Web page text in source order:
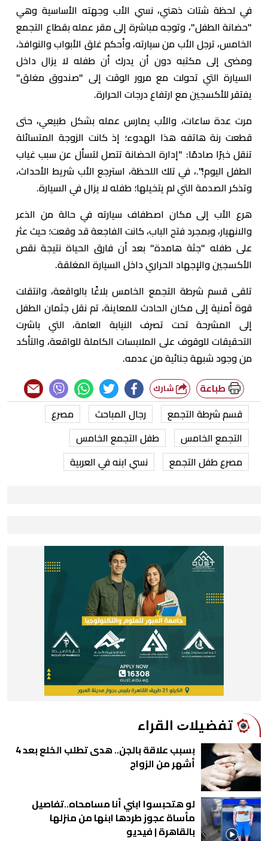
في لحظة شتات ذهني، نسي الأب وجهته الأساسية وهي
"حضانة الطفل"، وتوجه مباشرة إلى مقر عمله بقطاع التجمع
الخامس، ترجل الأب من سيارته، وأحكم غلق الأبواب والنوافذ،
ومضى إلى مكتبه دون أن يدرك أن طفله لا يزال داخل
السيارة التي تحولت مع مرور الوقت إلى "صندوق مغلق"
يفتقر للأكسجين مع ارتفاع درجات الحرارة.
مرت عدة ساعات، والأب يمارس عمله بشكل طبيعي، حتى
قطعت رنة هاتفه هذا الهدوء؛ إذ كانت الزوجة المتسائلة
تنقل خبرًا صادمًا: "إدارة الحضانة تتصل لتسأل عن سبب غياب
الطفل اليوم!".، في تلك اللحظة، استرجع الأب شريط الأحداث،
وتذكر الصدمة التي لم يتخيلها؛ طفله لا يزال في السيارة.
هرع الأب إلى مكان اصطفاف سيارته في حالة من الذعر
والانهيار، وبمجرد فتح الباب، كانت الفاجعة قد وقعت؛ حيث عثر
على طفله "جثة هامدة" بعد أن فارق الحياة نتيجة نقص
الأكسجين والإجهاد الحراري داخل السيارة المغلقة.
تلقى قسم شرطة التجمع الخامس بلاغًا بالواقعة، وانتقلت
قوة أمنية إلى مكان الحادث للمعاينة، تم نقل جثمان الطفل
إلى المشرحة تحت تصرف النيابة العامة، التي باشرت
التحقيقات للوقوف على الملابسات الكاملة للواقعة، والتأكد
من وجود شبهة جنائية من عدمه.
طباعة
قسم شرطة التجمع رجال المباحث
مصرع
التجمع الخامس
طفل التجمع الخامس
مصرع طفل التجمع
نسي ابنه في العربية
ﺗﻔﻀﻴﻼﺕ اﻟﻘﺮاء
بسبب علاقة بالجن.. هدى تطلب الخلع بعد 4
أشهر من الزواج
لو هتحبسوا ابني أنا مسامحاه..تفاصيل
مأساة عجوز طردها ابنها من منزلها
بالقاهرة | فيديو